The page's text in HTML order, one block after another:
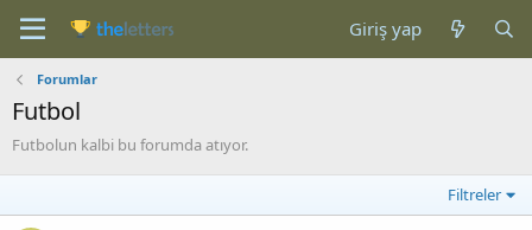
Giriş yap
Forumlar
Futbol
Futbolun kalbi bu forumda atıyor.
Filtreler